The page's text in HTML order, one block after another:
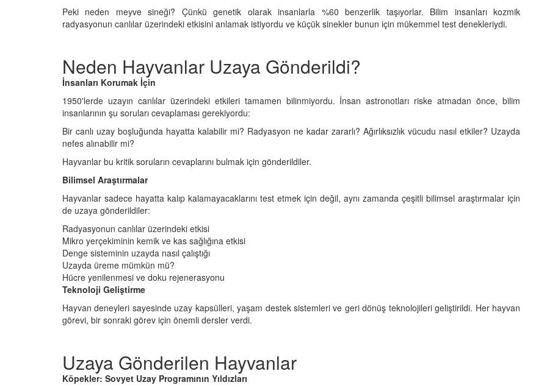
Peki neden meyve sineği? Çünkü genetik olarak insanlarla %60 benzerlik taşıyorlar. Bilim insanları kozmik
radyasyonun canlılar üzerindeki etkisini anlamak istiyordu ve küçük sinekler bunun için mükemmel test denekleriydi.
Neden Hayvanlar Uzaya Gönderildi?
İnsanları Korumak İçin
1950'lerde uzayın canlılar üzerindeki etkileri tamamen bilinmiyordu. İnsan astronotları riske atmadan önce, bilim
insanlarının şu soruları cevaplaması gerekiyordu:
Bir canlı uzay boşluğunda hayatta kalabilir mi? Radyasyon ne kadar zararlı? Ağırlıksızlık vücudu nasıl etkiler? Uzayda
nefes alınabilir mi?
Hayvanlar bu kritik soruların cevaplarını bulmak için gönderildiler.
Bilimsel Araştırmalar
Hayvanlar sadece hayatta kalıp kalamayacaklarını test etmek için değil, aynı zamanda çeşitli bilimsel araştırmalar için
de uzaya gönderildiler:
Radyasyonun canlılar üzerindeki etkisi
Mikro yerçekiminin kemik ve kas sağlığına etkisi
Denge sisteminin uzayda nasıl çalıştığı
Uzayda üreme mümkün mü?
Hücre yenilenmesi ve doku rejenerasyonu
Teknoloji Geliştirme
Hayvan deneyleri sayesinde uzay kapsülleri, yaşam destek sistemleri ve geri dönüş teknolojileri geliştirildi. Her hayvan
görevi, bir sonraki görev için önemli dersler verdi.
Uzaya Gönderilen Hayvanlar
Köpekler: Sovyet Uzay Programının Yıldızları
Hangi Hayvanın
Sorun Yok: Hangi
Kemiği Bulunmaz?
Kalbi Sağdadır?
Kıyamet Kopsa Bile O Yaşar:
Nükleer Bombaya Direnen Tek
Hırsızlığın Maymun Versiyonu?
Soyabilir mi?
12.01.2026
Açarak" Terk Eden Hayvan
Hangisidir?
Hayvanlar
09.01.2026
Biyolojik Radar: Hangi
Hayvanlar Elektriği "Görür"?
Doğanın Hatası mı, Mucizesi mi?
Radyasyon Hayvanları Nasıl